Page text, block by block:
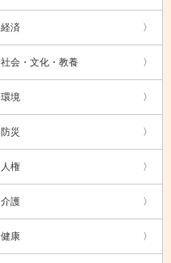
経済
社会・文化・教養
環境
防災
人権
介護
健康